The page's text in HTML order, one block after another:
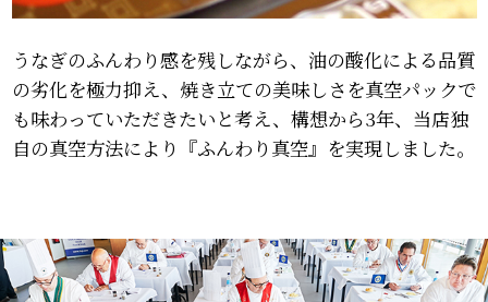
うなぎのふんわり感を残しながら、油の酸化による品質
の劣化を極力抑え、 焼き立ての美味しさを真空パックで
も味わっていただきたいと考え、 構想から3年、当店独
自の真空方法により『ふんわり真空』を実現しました。